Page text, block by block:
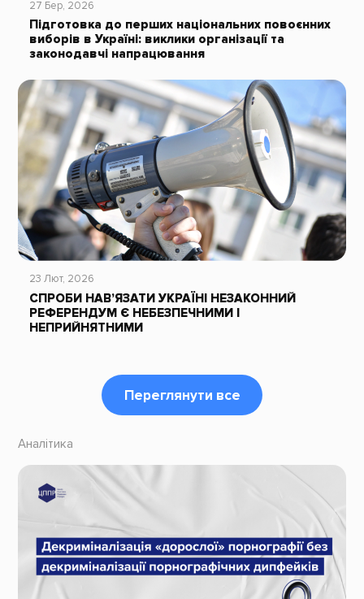
27 Бер, 2026
Підготовка до перших національних повоєнних
виборів в Україні: виклики організації та
законодавчі напрацювання
23 Лют, 2026
СПРОБИ НАВ’ЯЗАТИ УКРАЇНІ НЕЗАКОННИЙ
РЕФЕРЕНДУМ Є НЕБЕЗПЕЧНИМИ І
НЕПРИЙНЯТНИМИ
Переглянути все
Аналітика